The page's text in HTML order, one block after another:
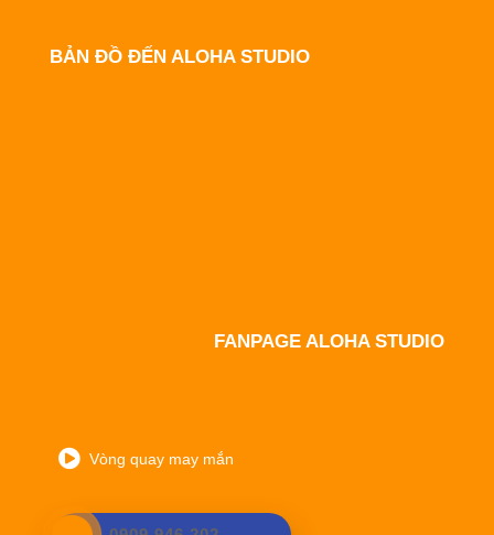
BẢN ĐỒ ĐẾN ALOHA STUDIO
FANPAGE ALOHA STUDIO
Vòng quay may mắn